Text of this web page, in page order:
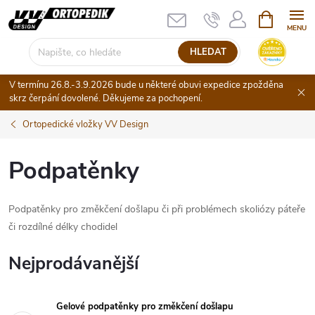
Přejít
na
HLEDAT
NÁKUPNÍ
KOŠÍK
V termínu 26.8.-3.9.2026 bude u některé obuvi expedice zpožděna
skrz čerpání dovolené. Děkujeme za pochopení.
Ortopedické vložky VV Design
Podpatěnky
Podpatěnky pro změkčení došlapu či při problémech skoliózy páteře
či rozdílné délky chodidel
Nejprodávanější
Gelové podpatěnky pro změkčení došlapu